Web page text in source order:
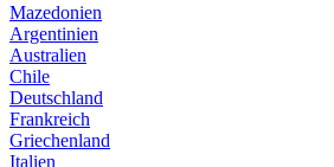
Mazedonien
Argentinien
Australien
Chile
Deutschland
Frankreich
Griechenland
Italien